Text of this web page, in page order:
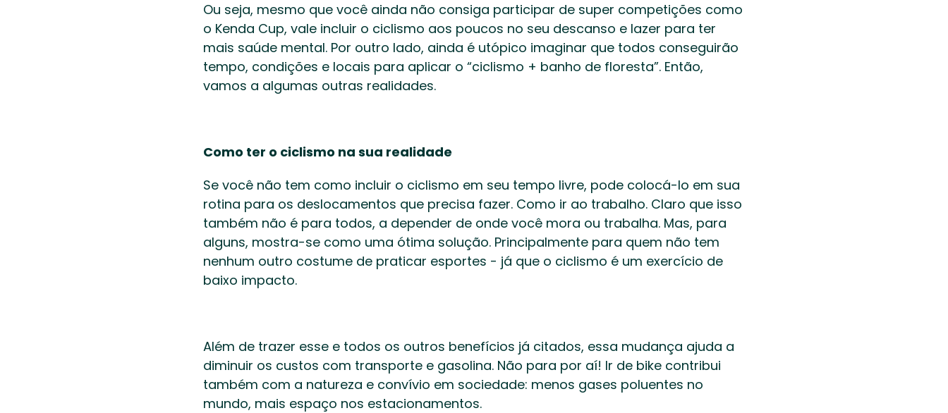
Ou seja, mesmo que você ainda não consiga participar de super competições como
o Kenda Cup, vale incluir o ciclismo aos poucos no seu descanso e lazer para ter
mais saúde mental. Por outro lado, ainda é utópico imaginar que todos conseguirão
tempo, condições e locais para aplicar o “ciclismo + banho de floresta”. Então,
vamos a algumas outras realidades.
Como ter o ciclismo na sua realidade
Se você não tem como incluir o ciclismo em seu tempo livre, pode colocá-lo em sua
rotina para os deslocamentos que precisa fazer. Como ir ao trabalho. Claro que isso
também não é para todos, a depender de onde você mora ou trabalha. Mas, para
alguns, mostra-se como uma ótima solução. Principalmente para quem não tem
nenhum outro costume de praticar esportes - já que o ciclismo é um exercício de
baixo impacto.
Além de trazer esse e todos os outros benefícios já citados, essa mudança ajuda a
diminuir os custos com transporte e gasolina. Não para por aí! Ir de bike contribui
também com a natureza e convívio em sociedade: menos gases poluentes no
mundo, mais espaço nos estacionamentos.